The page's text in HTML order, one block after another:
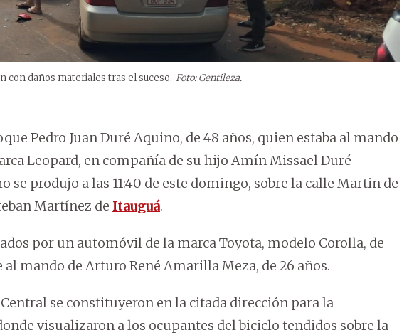
con daños materiales tras el suceso. Foto: Gentileza.
Pedro Juan Duré Aquino, de 48 años, quien estaba al mando
Leopard, en compañía de su hijo Amín Missael Duré
se produjo a las 11:40 de este domingo, sobre la calle Martin de
Martínez de Itauguá.
por un automóvil de la marca Toyota, modelo Corolla, de
mando de Arturo René Amarilla Meza, de 26 años.
se constituyeron en la citada dirección para la
visualizaron a los ocupantes del biciclo tendidos sobre la